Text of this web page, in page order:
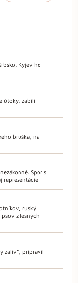
Kyjev ho
útoky, zabili
bruška, na
Spor s
reprezentácie
ruský
z lesných
záliv“, pripravil